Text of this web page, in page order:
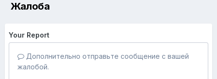
Жалоба
Your Report
Дополнительно отправьте сообщение с вашей
жалобой.